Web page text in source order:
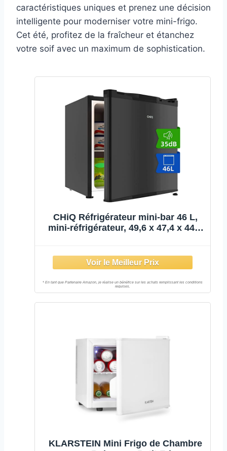
caractéristiques uniques et prenez une décision
intelligente pour moderniser votre mini-frigo.
Cet été, profitez de la fraîcheur et étanchez
votre soif avec un maximum de sophistication.
CHiQ Réfrigérateur mini-bar 46 L,
mini-réfrigérateur, 49,6 x 47,4 x 44,7
silencieux 35 dB, garantie du
compresseur de 12 ans
KLARSTEIN Mini Frigo de Chambre